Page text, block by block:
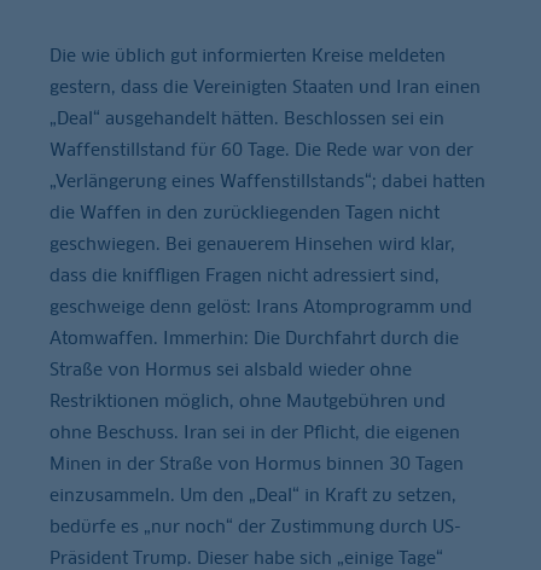
Die wie üblich gut informierten Kreise meldeten
gestern, dass die Vereinigten Staaten und Iran einen
„Deal“ ausgehandelt hätten. Beschlossen sei ein
Waffenstillstand für 60 Tage. Die Rede war von der
„Verlängerung eines Waffenstillstands“; dabei hatten
die Waffen in den zurückliegenden Tagen nicht
geschwiegen. Bei genauerem Hinsehen wird klar,
dass die kniffligen Fragen nicht adressiert sind,
geschweige denn gelöst: Irans Atomprogramm und
Atomwaffen. Immerhin: Die Durchfahrt durch die
Straße von Hormus sei alsbald wieder ohne
Restriktionen möglich, ohne Mautgebühren und
ohne Beschuss. Iran sei in der Pflicht, die eigenen
Minen in der Straße von Hormus binnen 30 Tagen
einzusammeln. Um den „Deal“ in Kraft zu setzen,
bedürfe es „nur noch“ der Zustimmung durch US-
Präsident Trump. Dieser habe sich „einige Tage“